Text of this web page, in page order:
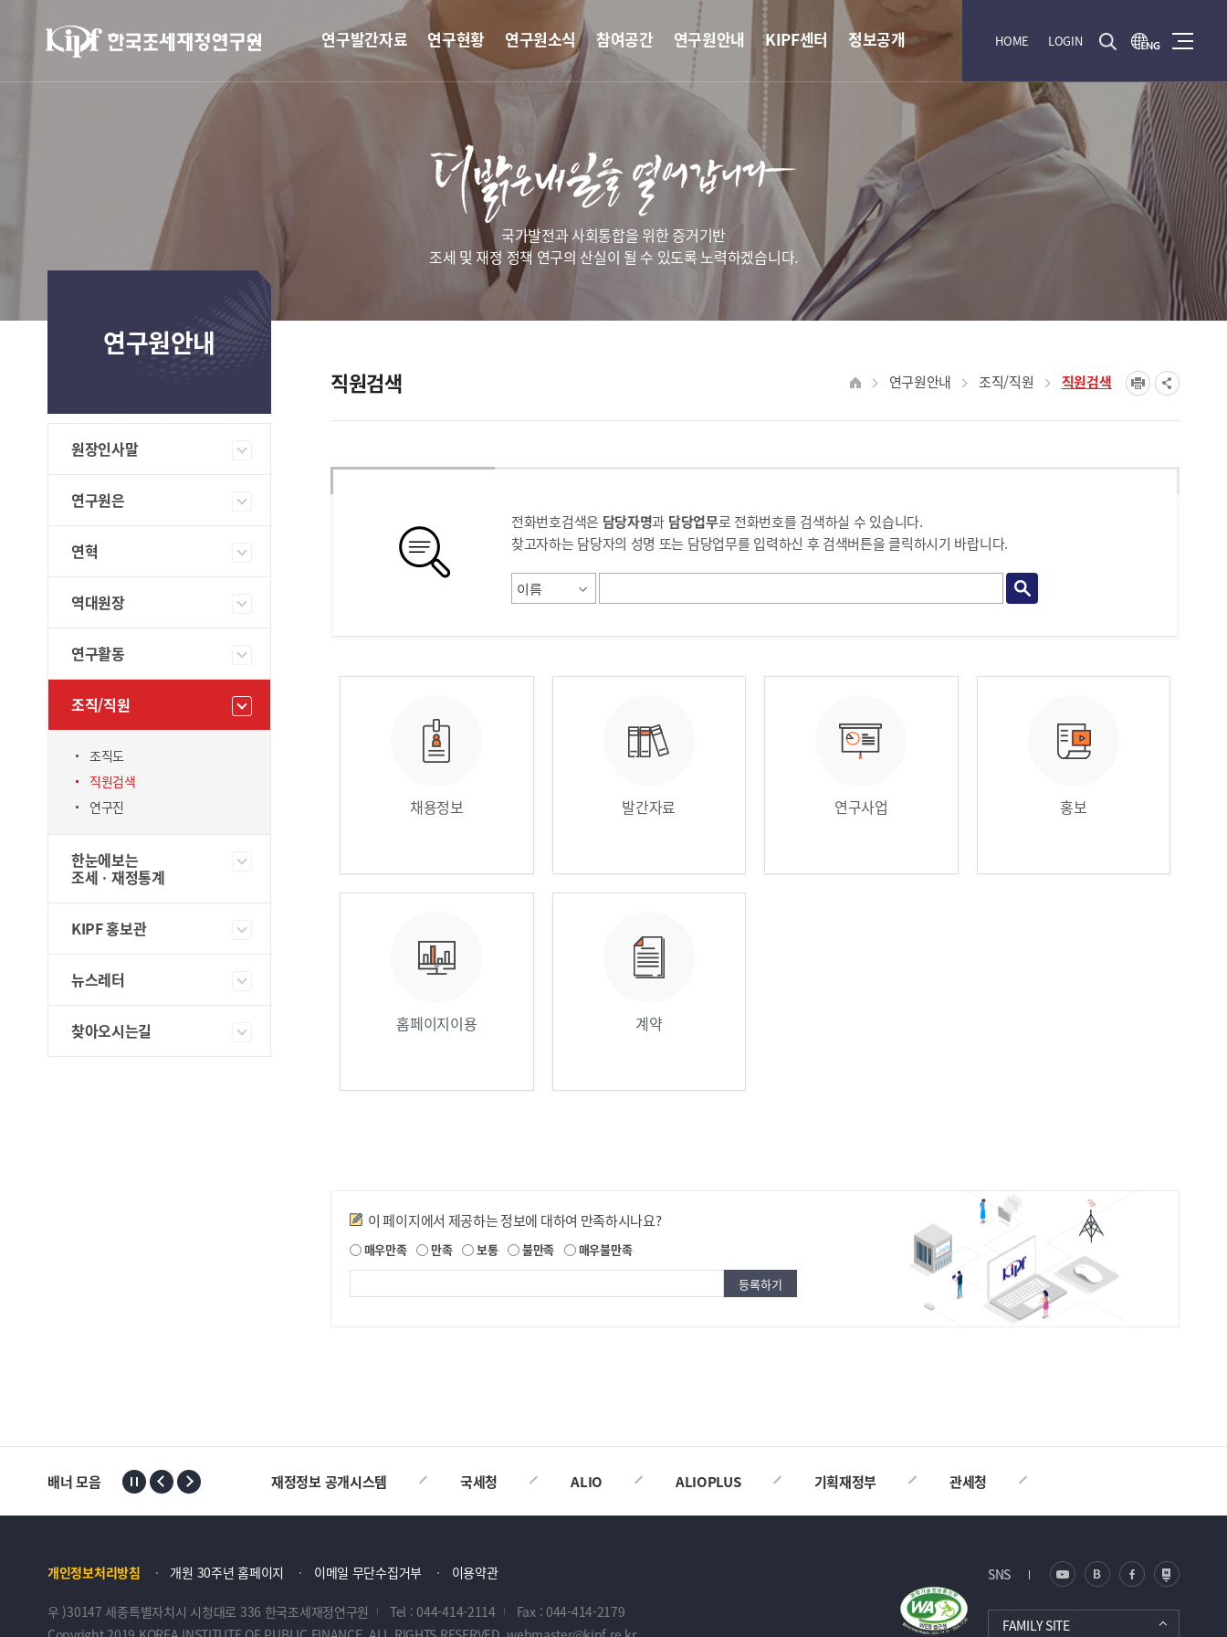
HOME LOGIN
연구발간자료 연구현황 연구원소식 참여공간 연구원안내 KIPF센터 정보공개
국가발전과 사회통합을 위한 증거기반
조세 및 재정 정책 연구의 산실이 될 수 있도록 노력하겠습니다.
연구원안내
원장인사말
연구원은
연혁
역대원장
연구활동
조직/직원
조직도
직원검색
연구진
한눈에보는
조세ㆍ재정통계
KIPF 홍보관
뉴스레터
찾아오시는길
직원검색 연구원안내 조직/직원 직원검색
전화번호검색은 담당자명과 담당업무로 전화번호를 검색하실 수 있습니다.
찾고자하는 담당자의 성명 또는 담당업무를 입력하신 후 검색버튼을 클릭하시기 바랍니다.
채용정보
직원안내 / 업무안내
발간자료 연구사업 홍보
홈페이지이용 계약
직원안내 / 업무안내
만족도조사
이 페이지에서 제공하는 정보에 대하여 만족하시나요?
매우만족 만족 보통 불만족 매우불만족
배너 모음 재정정보 공개시스템 국세청 ALIO ALIOPLUS 기획재정부 관세청
SNS
FAMILY SITE
개인정보처리방침 개원 30주년 홈페이지 이메일 무단수집거부 이용약관
우 )30147 세종특별자치시 시청대로 336 한국조세재정연구원 Tel : 044-414-2114
Fax : 044-414-2179